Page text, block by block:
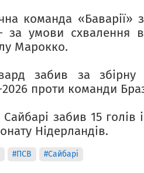
команда «Баварії»
за умови схвалення
Марокко.
забив за збірну
проти команди
забив 15 голів
Нідерландів.
#ПСВ #Сайбарі